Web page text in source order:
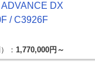
DX
/ C3926F
： 1,770,000円～